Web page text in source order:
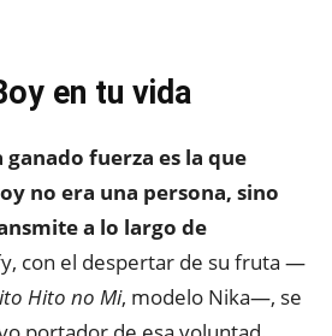
en tu vida
fuerza es la que
no era una persona, sino
a lo largo de
con el despertar de su fruta —
Hito no Mi, modelo Nika—, se